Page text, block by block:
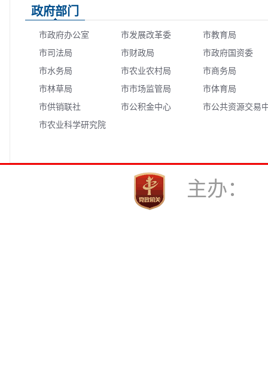
政府部门
市政府办公室 市发展改革委
市教育局
市司法局
市财政局
市政府国资委
市水务局
市农业农村局
市商务局
市林草局
市市场监管局
市体育局
市供销联社
市公积金中心
市公共资源交易
市农业科学研究院
主办：